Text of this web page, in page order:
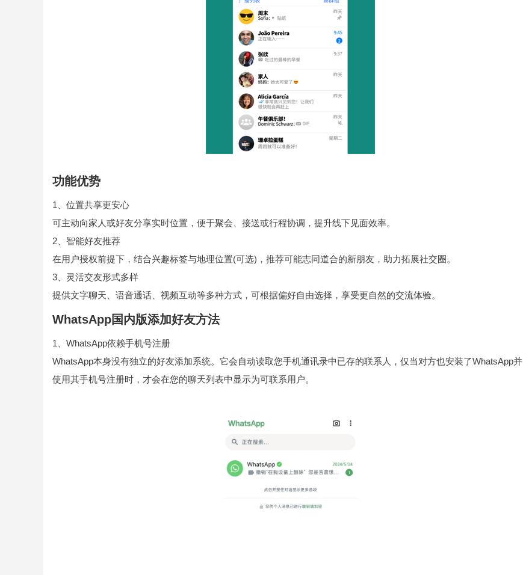
功能优势
1、位置共享更安心
可主动向家人或好友分享实时位置，便于聚会、接送或行程协调，提升线下见面效率。
2、智能好友推荐
在用户授权前提下，结合兴趣标签与地理位置(可选)，推荐可能志同道合的新朋友，助力拓展社交圈。
3、灵活交友形式多样
提供文字聊天、语音通话、视频互动等多种方式，可根据偏好自由选择，享受更自然的交流体验。
WhatsApp国内版添加好友方法
1、WhatsApp依赖手机号注册
WhatsApp本身没有独立的好友添加系统。它会自动读取您手机通讯录中已存的联系人，仅当对方也安装了WhatsApp并
使用其手机号注册时，才会在您的聊天列表中显示为可联系用户。